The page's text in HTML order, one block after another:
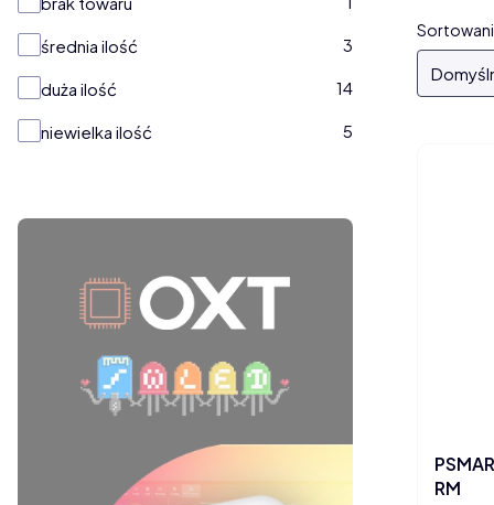
średnia ilość 3
duża ilość 14
niewielka ilość 5
Lista
RM